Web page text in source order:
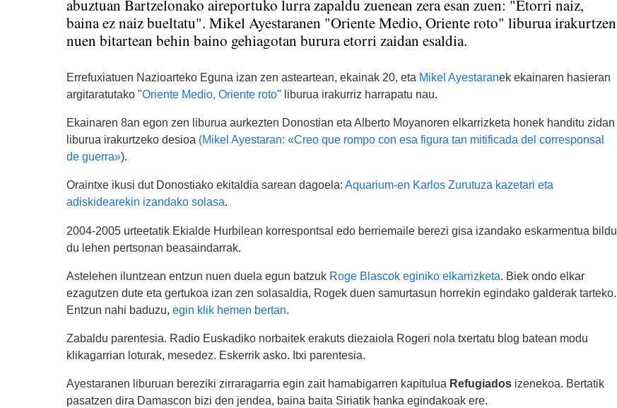
abuztuan Bartzelonako aireportuko lurra zapaldu zuenean zera esan zuen: "Etorri naiz,
baina ez naiz bueltatu". Mikel Ayestaranen "Oriente Medio, Oriente roto" liburua irakurtzen
nuen bitartean behin baino gehiagotan burura etorri zaidan esaldia.
Errefuxiatuen Nazioarteko Eguna izan zen asteartean, ekainak 20, eta Mikel Ayestaranek ekainaren hasieran
argitaratutako "Oriente Medio, Oriente roto" liburua irakurriz harrapatu nau.
Ekainaren 8an egon zen liburua aurkezten Donostian eta Alberto Moyanoren elkarrizketa honek handitu zidan
liburua irakurtzeko desioa (Mikel Ayestaran: «Creo que rompo con esa figura tan mitificada del corresponsal
de guerra»).
Oraintxe ikusi dut Donostiako ekitaldia sarean dagoela: Aquarium-en Karlos Zurutuza kazetari eta
adiskidearekin izandako solasa.
2004-2005 urteetatik Ekialde Hurbilean korrespontsal edo berriemaile berezi gisa izandako eskarmentua bildu
du lehen pertsonan beasaindarrak.
Astelehen iluntzean entzun nuen duela egun batzuk Roge Blascok eginiko elkarrizketa. Biek ondo elkar
ezagutzen dute eta gertukoa izan zen solasaldia, Rogek duen samurtasun horrekin egindako galderak tarteko.
Entzun nahi baduzu, egin klik hemen bertan.
Zabaldu parentesia. Radio Euskadiko norbaitek erakuts diezaiola Rogeri nola txertatu blog batean modu
klikagarrian loturak, mesedez. Eskerrik asko. Itxi parentesia.
Ayestaranen liburuan bereziki zirraragarria egin zait hamabigarren kapitulua Refugiadosizenekoa. Bertatik
pasatzen dira Damascon bizi den jendea, baina baita Siriatik hanka egindakoak ere.